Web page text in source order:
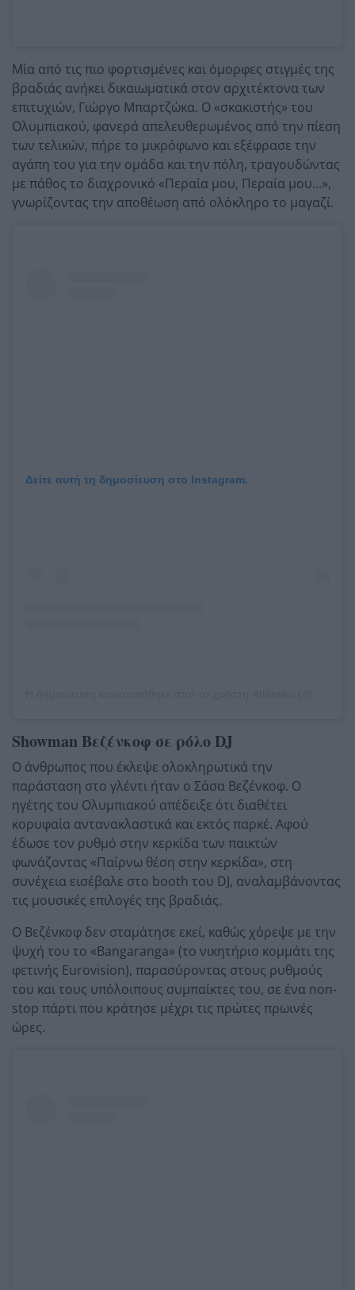
Μία από τις πιο φορτισμένες και όμορφες στιγμές της
βραδιάς ανήκει δικαιωματικά στον αρχιτέκτονα των
επιτυχιών, Γιώργο Μπαρτζώκα. Ο «σκακιστής» του
Ολυμπιακού, φανερά απελευθερωμένος από την πίεση
των τελικών, πήρε το μικρόφωνο και εξέφρασε την
αγάπη του για την ομάδα και την πόλη, τραγουδώντας
με πάθος το διαχρονικό «Περαία μου, Περαία μου…»,
γνωρίζοντας την αποθέωση από ολόκληρο το μαγαζί.
Δείτε αυτή τη δημοσίευση στο Instagram.
Showman Βεζένκοφ σε ρόλο DJ
Ο άνθρωπος που έκλεψε ολοκληρωτικά την
παράσταση στο γλέντι ήταν ο Σάσα Βεζένκοφ. Ο
ηγέτης του Ολυμπιακού απέδειξε ότι διαθέτει
κορυφαία αντανακλαστικά και εκτός παρκέ. Αφού
έδωσε τον ρυθμό στην κερκίδα των παικτών
φωνάζοντας «Παίρνω θέση στην κερκίδα», στη
συνέχεια εισέβαλε στο booth του DJ, αναλαμβάνοντας
τις μουσικές επιλογές της βραδιάς.
Ο Βεζένκοφ δεν σταμάτησε εκεί, καθώς χόρεψε με την
ψυχή του το «Bangaranga» (το νικητήριο κομμάτι της
φετινής Eurovision), παρασύροντας στους ρυθμούς
του και τους υπόλοιπους συμπαίκτες του, σε ένα non-
stop πάρτι που κράτησε μέχρι τις πρώτες πρωινές
ώρες.